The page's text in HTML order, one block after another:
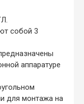
собой 3
аппаратуре
для монтажа на